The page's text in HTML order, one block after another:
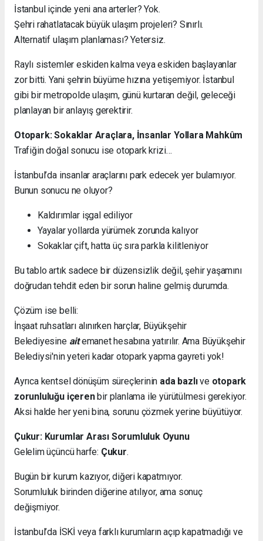
İstanbul içinde yeni ana arterler? Yok.
Şehri rahatlatacak büyük ulaşım projeleri? Sınırlı.
Alternatif ulaşım planlaması? Yetersiz.
Raylı sistemler eskiden kalma veya eskiden başlayanlar
zor bitti. Yani şehrin büyüme hızına yetişemiyor. İstanbul
gibi bir metropolde ulaşım, günü kurtaran değil, geleceği
planlayan bir anlayış gerektirir.
Otopark: Sokaklar Araçlara, İnsanlar Yollara Mahkûm
Trafiğin doğal sonucu ise otopark krizi…
İstanbul’da insanlar araçlarını park edecek yer bulamıyor.
Bunun sonucu ne oluyor?
Kaldırımlar işgal ediliyor
Yayalar yollarda yürümek zorunda kalıyor
Sokaklar çift, hatta üç sıra parkla kilitleniyor
Bu tablo artık sadece bir düzensizlik değil, şehir yaşamını
doğrudan tehdit eden bir sorun haline gelmiş durumda.
Çözüm ise belli:
İnşaat ruhsatları alınırken harçlar, Büyükşehir
Belediyesine aitemanet hesabına yatırılır. Ama Büyükşehir
Belediysi'nin yeteri kadar otopark yapma gayreti yok!
Ayrıca kentsel dönüşüm süreçlerinin ada bazlıve otopark
zorunluluğu içerenbir planlama ile yürütülmesi gerekiyor.
Aksi halde her yeni bina, sorunu çözmek yerine büyütüyor.
Çukur: Kurumlar Arası Sorumluluk Oyunu
Gelelim üçüncü harfe: Çukur.
Bugün bir kurum kazıyor, diğeri kapatmıyor.
Sorumluluk birinden diğerine atılıyor, ama sonuç
değişmiyor.
İstanbul’da İSKİ veya farklı kurumların açıp kapatmadığı ve